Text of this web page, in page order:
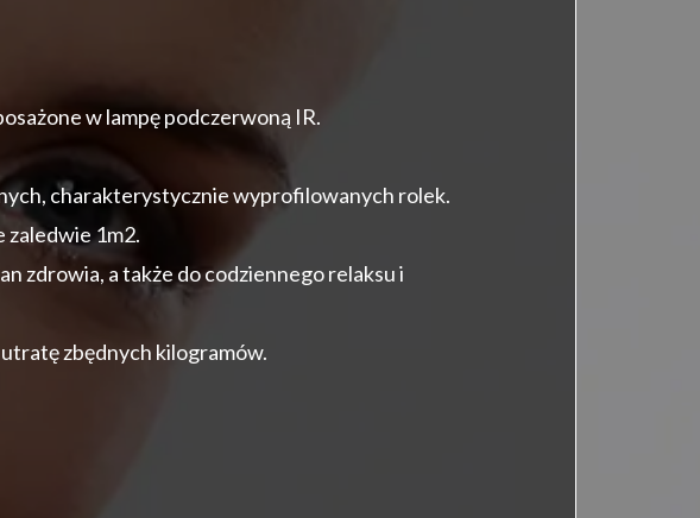
w lampę podczerwoną IR.
charakterystycznie wyprofilowanych rolek.
zaledwie 1m2.
zdrowia, a także do codziennego relaksu i
zbędnych kilogramów.